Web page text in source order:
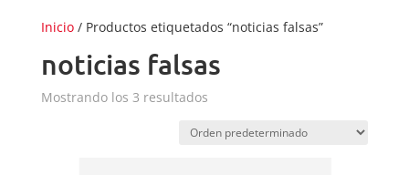
Inicio/ Productos etiquetados “noticias falsas”
noticias falsas
Mostrando los 3 resultados